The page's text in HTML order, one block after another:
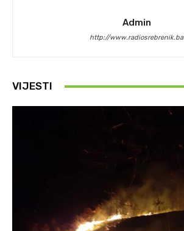
Admin
http://www.radiosrebrenik.ba
VIJESTI